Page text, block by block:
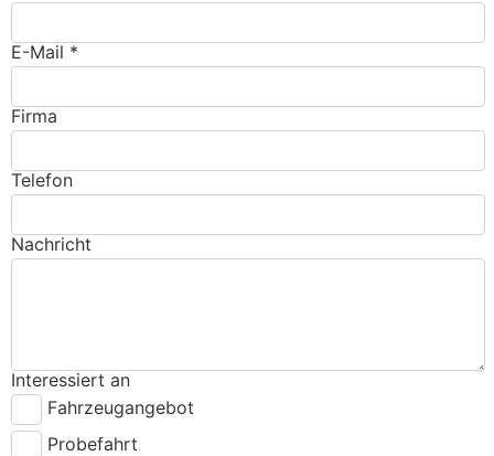
E-Mail *
Firma
Telefon
Nachricht
Interessiert an
Fahrzeugangebot
Probefahrt